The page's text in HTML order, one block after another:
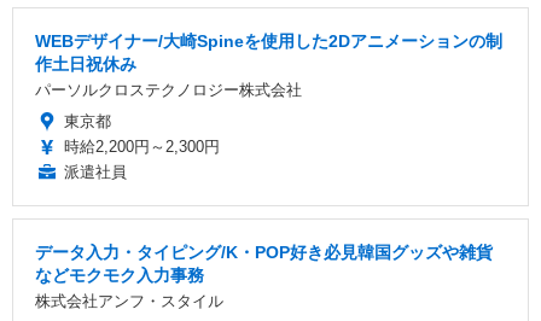
WEBデザイナー/大崎Spineを使用した2Dアニメーションの制
作土日祝休み
パーソルクロステクノロジー株式会社
東京都
時給2,200円～2,300円
派遣社員
データ入力・タイピング/K・POP好き必見韓国グッズや雑貨
などモクモク入力事務
株式会社アンフ・スタイル